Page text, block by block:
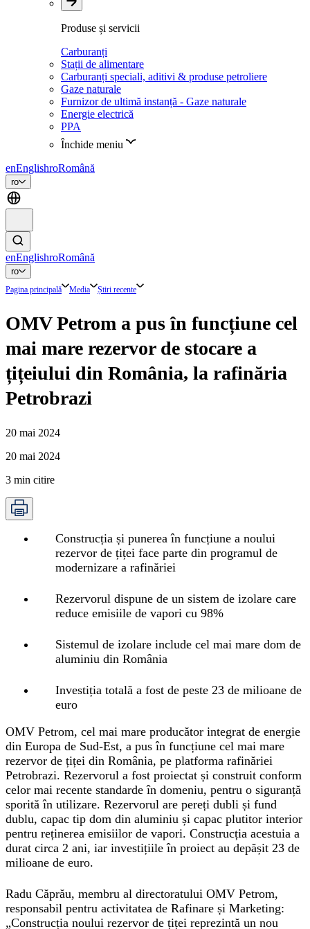
Produse și servicii
Carburanți
Stații de alimentare
Carburanți speciali, aditivi & produse petroliere
Gaze naturale
Furnizor de ultimă instanță - Gaze naturale
Energie electrică
PPA
Închide meniu
enEnglishroRomână
ro
enEnglishroRomână
ro
Pagina principală Media Știri recente
OMV Petrom a pus în funcțiune cel
mai mare rezervor de stocare a
țițeiului din România, la rafinăria
Petrobrazi
20 mai 2024
20 mai 2024
3 min citire
Construcția și punerea în funcțiune a noului
rezervor de țiței face parte din programul de
modernizare a rafinăriei
Rezervorul dispune de un sistem de izolare care
reduce emisiile de vapori cu 98%
Sistemul de izolare include cel mai mare dom de
aluminiu din România
Investiția totală a fost de peste 23 de milioane de
euro
OMV Petrom, cel mai mare producător integrat de energie
din Europa de Sud-Est, a pus în funcțiune cel mai mare
rezervor de țiței din România, pe platforma rafinăriei
Petrobrazi. Rezervorul a fost proiectat și construit conform
celor mai recente standarde în domeniu, pentru o siguranță
sporită în utilizare. Rezervorul are pereți dubli și fund
dublu, capac tip dom din aluminiu și capac plutitor interior
pentru reținerea emisiilor de vapori. Construcția acestuia a
durat circa 2 ani, iar investițiile în proiect au depășit 23 de
milioane de euro.
Radu Căprău, membru al directoratului OMV Petrom,
responsabil pentru activitatea de Rafinare și Marketing:
„Construcția noului rezervor de țiței reprezintă un nou